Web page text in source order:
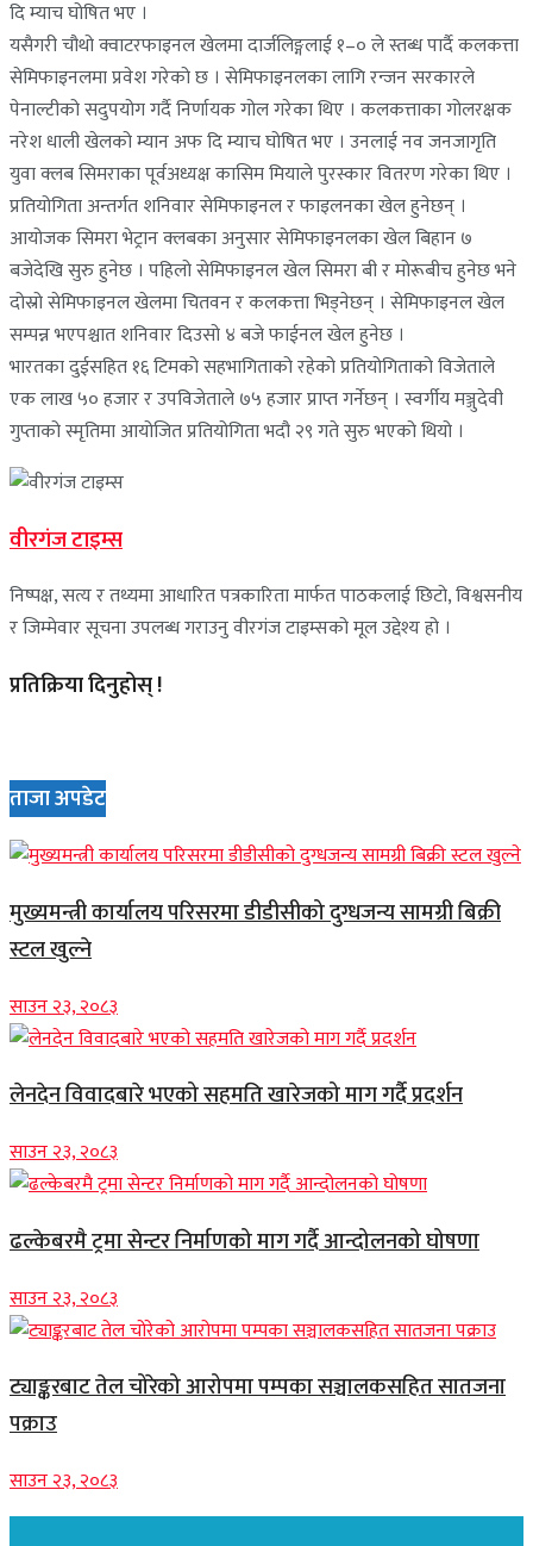
दि म्याच घोषित भए ।
यसैगरी चौथो क्वाटरफाइनल खेलमा दार्जलिङ्गलाई १–० ले स्तब्ध पार्दै कलकत्ता
सेमिफाइनलमा प्रवेश गरेको छ । सेमिफाइनलका लागि रन्जन सरकारले
पेनाल्टीको सदुपयोग गर्दै निर्णायक गोल गरेका थिए । कलकत्ताका गोलरक्षक
नरेश धाली खेलको म्यान अफ दि म्याच घोषित भए । उनलाई नव जनजागृति
युवा क्लब सिमराका पूर्वअध्यक्ष कासिम मियाले पुरस्कार वितरण गरेका थिए ।
प्रतियोगिता अन्तर्गत शनिवार सेमिफाइनल र फाइलनका खेल हुनेछन् ।
आयोजक सिमरा भेट्रान क्लबका अनुसार सेमिफाइनलका खेल बिहान ७
बजेदेखि सुरु हुनेछ । पहिलो सेमिफाइनल खेल सिमरा बी र मोरूबीच हुनेछ भने
दोस्रो सेमिफाइनल खेलमा चितवन र कलकत्ता भिड्नेछन् । सेमिफाइनल खेल
सम्पन्न भएपश्चात शनिवार दिउसो ४ बजे फाईनल खेल हुनेछ ।
भारतका दुईसहित १६ टिमको सहभागिताको रहेको प्रतियोगिताको विजेताले
एक लाख ५० हजार र उपविजेताले ७५ हजार प्राप्त गर्नेछन् । स्वर्गीय मञ्जुदेवी
गुप्ताको स्मृतिमा आयोजित प्रतियोगिता भदौ २९ गते सुरु भएको थियो ।
वीरगंज टाइम्स
निष्पक्ष, सत्य र तथ्यमा आधारित पत्रकारिता मार्फत पाठकलाई छिटो, विश्वसनीय
र जिम्मेवार सूचना उपलब्ध गराउनु वीरगंज टाइम्सको मूल उद्देश्य हो ।
प्रतिक्रिया दिनुहोस् !
ताजा अपडेट
मुख्यमन्त्री कार्यालय परिसरमा डीडीसीको दुग्धजन्य सामग्री बिक्री
स्टल खुल्ने
साउन २३, २०८३
लेनदेन विवादबारे भएको सहमति खारेजको माग गर्दै प्रदर्शन
साउन २३, २०८३
ढल्केबरमै ट्रमा सेन्टर निर्माणको माग गर्दै आन्दोलनको घोषणा
साउन २३, २०८३
ट्याङ्करबाट तेल चोरेको आरोपमा पम्पका सञ्चालकसहित सातजना
पक्राउ
साउन २३, २०८३